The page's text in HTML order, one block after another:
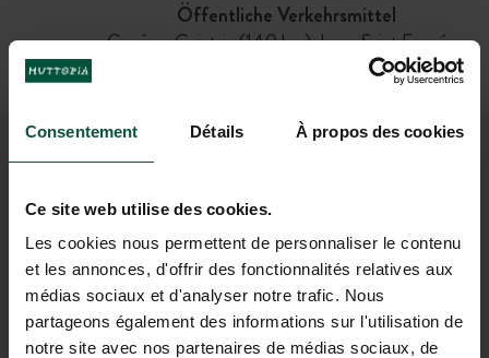
Consentement Détails À propos des cookies
Ce site web utilise des cookies.
Les cookies nous permettent de personnaliser le contenu
et les annonces, d'offrir des fonctionnalités relatives aux
médias sociaux et d'analyser notre trafic. Nous
partageons également des informations sur l'utilisation de
notre site avec nos partenaires de médias sociaux, de
Öffentliche Verkehrsmittel
Genève-Cointrin (140 km), Lyon Saint Exupéry
(175 km), Chambéry-Savoie Mont Blanc
GEMEINSCHAFT BEI!
So erfahren Sie als Erster von den Neuigkeiten und
Sonderangeboten von Huttopia!